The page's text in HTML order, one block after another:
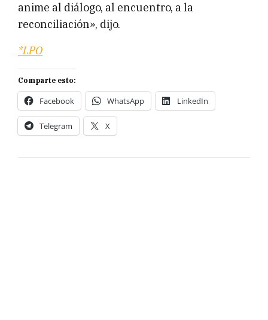
anime al diálogo, al encuentro, a la
reconciliación», dijo.
*LPO
Comparte esto:
Facebook WhatsApp LinkedIn
Telegram X